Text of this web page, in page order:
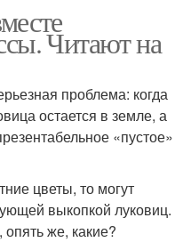
Читают на
проблема: когда
остается в земле, а
«пустое»
цветы, то могут
выкопкой луковиц.
опять же, какие?